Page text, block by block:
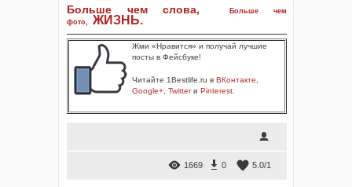
Больше чем слова,
Больше чем
фото, ЖИЗНЬ.
Жми «Нравится» и получай лучшие
посты в Фейсбуке!
Читайте 1Bestlife.ru в ВКонтакте
Google+ Twitterи Pinterest
1669 0 5.0/1